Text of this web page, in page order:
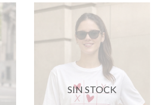
SIN STOCK